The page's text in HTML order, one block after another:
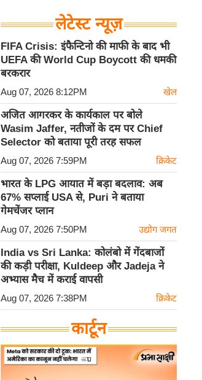
लेटेस्ट न्यूज़
FIFA Crisis: इंफैन्टिनो की माफी के बाद भी
UEFA की World Cup Boycott की धमकी
बरकरार
Aug 07, 2026 8:12PM खेल
अजित आगरकर के कार्यकाल पर बोले
Wasim Jaffer, नतीजों के दम पर Chief
Selector को बताया पूरी तरह सफल
Aug 07, 2026 7:59PM क्रिकेट
भारत के LPG आयात में बड़ा बदलाव: अब
67% सप्लाई USA से, Puri ने बताया
गेमचेंजर प्लान
Aug 07, 2026 7:50PM उद्योग जगत
India vs Sri Lanka: कोलंबो में गेंदबाजों
की कड़ी परीक्षा, Kuldeep और Jadeja ने
अभ्यास मैच में कराई वापसी
Aug 07, 2026 7:38PM क्रिकेट
कार्टून